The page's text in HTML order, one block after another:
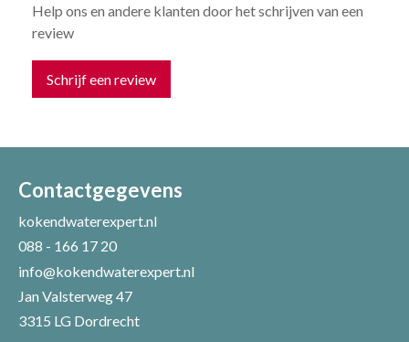
Help ons en andere klanten door het schrijven van een
review
Schrijf een review
Uw naam *
Uw recensie *
Contactgegevens
kokendwaterexpert.nl
088 - 166 17 20
info@kokendwaterexpert.nl
Jan Valsterweg 47
3315 LG Dordrecht